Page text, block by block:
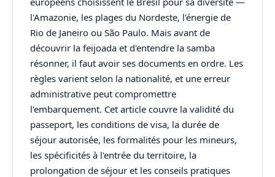
l'Amazonie, les plages du Nordeste, l'énergie de
Rio de Janeiro ou São Paulo. Mais avant de
découvrir la feijoada et d'entendre la samba
résonner, il faut avoir ses documents en ordre. Les
règles varient selon la nationalité, et une erreur
administrative peut compromettre
l'embarquement. Cet article couvre la validité du
passeport, les conditions de visa, la durée de
séjour autorisée, les formalités pour les mineurs,
les spécificités à l'entrée du territoire, la
prolongation de séjour et les conseils pratiques